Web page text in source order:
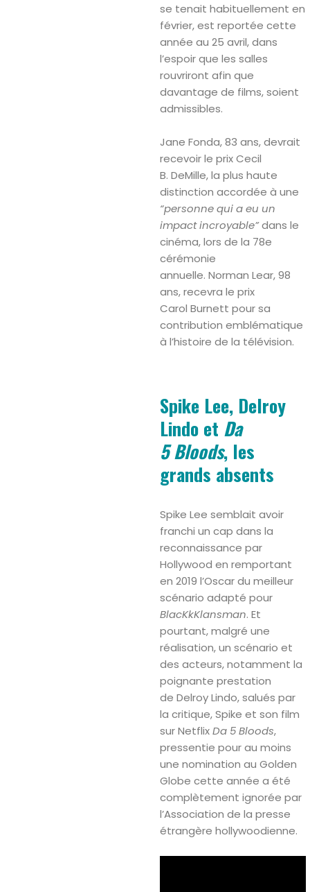
se tenait habituellement en
février, est reportée cette
année au 25 avril, dans
l’espoir que les salles
rouvriront afin que
davantage de films, soient
admissibles.
Jane Fonda, 83 ans, devrait
recevoir le prix Cecil
B. DeMille, la plus haute
distinction accordée à une
“personne qui a eu un
impact incroyable”dans le
cinéma, lors de la 78e
cérémonie
annuelle. Norman Lear, 98
ans, recevra le prix
Carol Burnett pour sa
contribution emblématique
à l’histoire de la télévision.
Spike Lee, Delroy
Lindo et Da
5 Bloods, les
grands absents
Spike Lee semblait avoir
franchi un cap dans la
reconnaissance par
Hollywood en remportant
en 2019 l’Oscar du meilleur
scénario adapté pour
BlacKkKlansman. Et
pourtant, malgré une
réalisation, un scénario et
des acteurs, notamment la
poignante prestation
de Delroy Lindo, salués par
la critique, Spike et son film
sur NetflixDa 5 Bloods,
pressentie pour au moins
une nomination au Golden
Globe cette année a été
complètement ignorée par
l’Association de la presse
étrangère hollywoodienne.